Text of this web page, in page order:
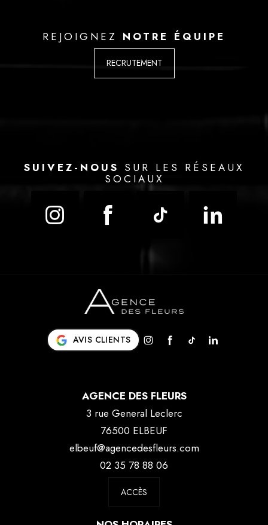
REJOIGNEZ NOTRE ÉQUIPE
RECRUTEMENT
SUIVEZ-NOUS SUR LES RÉSEAUX
SOCIAUX
AVIS CLIENTS
AGENCE DES FLEURS
3 rue General Leclerc
76500 ELBEUF
elbeuf@agencedesfleurs.com
02 35 78 88 06
ACCÈS